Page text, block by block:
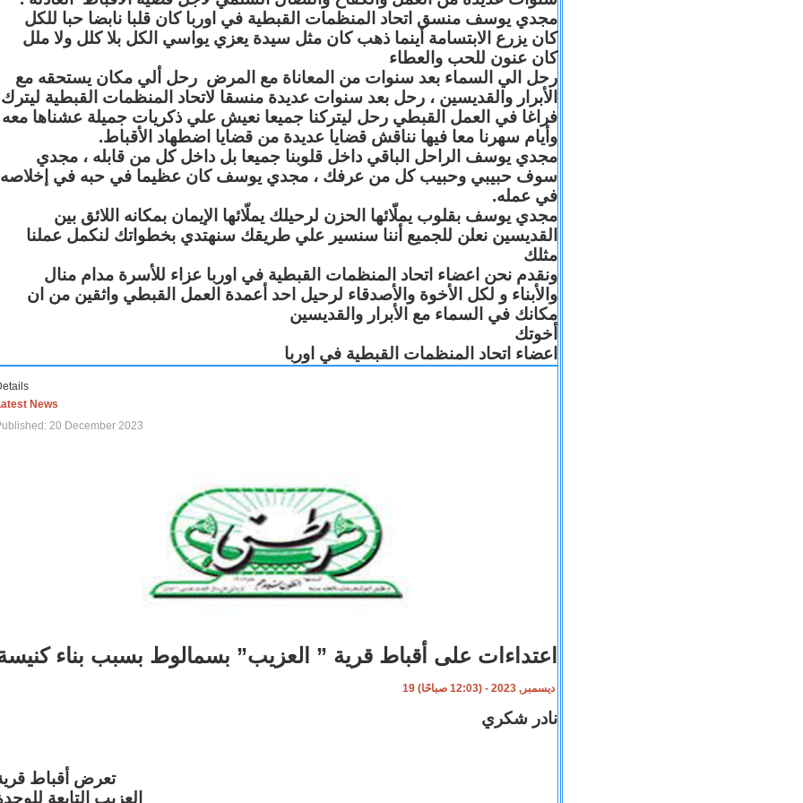
مجدي يوسف منسق اتحاد المنظمات القبطية في اوربا كان قلبا نابضا حبا للكل
كان يزرع الابتسامة أينما ذهب كان مثل سيدة يعزي يواسي الكل بلا كلل ولا ملل
كان عنون للحب والعطاء
رحل الي السماء بعد سنوات من المعاناة مع المرض رحل ألي مكان يستحقه مع
الأبرار والقديسين ، رحل بعد سنوات عديدة منسقا لاتحاد المنظمات القبطية ليترك
فراغا في العمل القبطي رحل ليتركنا جميعا نعيش علي ذكريات جميلة عشناها معه
وأيام سهرنا معا فيها نناقش قضايا عديدة من قضايا اضطهاد الأقباط.
مجدي يوسف الراحل الباقي داخل قلوبنا جميعا بل داخل كل من قابله ، مجدي
سوف حبيبي وحبيب كل من عرفك ، مجدي يوسف كان عظيما في حبه في إخلاصه
في عمله.
مجدي يوسف بقلوب يملّائها الحزن لرحيلك يملّائها الإيمان بمكانه اللائق بين
القديسين نعلن للجميع أننا سنسير علي طريقك سنهتدي بخطواتك لنكمل عملنا
مثلك
ونقدم نحن اعضاء اتحاد المنظمات القبطية في اوربا عزاء للأسرة مدام منال
والأبناء و لكل الأخوة والأصدقاء لرحيل احد أعمدة العمل القبطي واثقين من ان
مكانك في السماء مع الأبرار والقديسين
أخوتك
اعضاء اتحاد المنظمات القبطية في اوربا
News
20 December 2023
اعتداءات على أقباط قرية ” العزيب” بسمالوط بسبب بناء
19 ديسمبر, 2023 - (12:03 صباحًا)
نادر شكري
تعرض أقباط
العزيب التابعة